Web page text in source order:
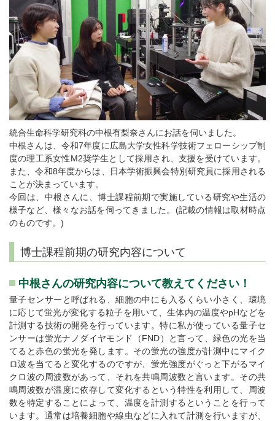
統合生命科学研究科の中根有梨奈さんにお話を伺いました。
中根さんは、令和7年度に広島大学女性科学技術フェローシップ制
度の理工系女性M2奨学生として採用され、支援を受けています。
また、令和8年度からは、日本学術振興会特別研究員に採用される
ことが決まっています。
今回は、中根さんに、博士課程前期で実施している研究や生活の
様子など、様々なお話を伺ってきました。(記載の情報は取材時点
のものです。)
博士課程前期の研究内容について
中根さんの研究内容について教えてください！
量子センサーと呼ばれる、細胞の中にも入るくらい小さく、環境
に応じて蛍光が変化する粒子を用いて、生体内の温度やpHなどを
計測する技術の開発を行っています。特に私が使っている量子セ
ンサーは蛍光ナノダイヤモンド（FND）と言って、緑色の光を当
てると赤色の蛍光を発します。その蛍光の強度が計測中にマイク
ロ波を当てると変化するのですが、蛍光強度がぐっと下がるマイ
クロ波の周波数があって、それを共鳴周波数と言います。その共
鳴周波数が温度に依存して変化するという特性を利用して、周波
数を特定することによって、温度を計測するということを行って
います。通常は培養細胞や線虫などに入れて計測を行いますが、